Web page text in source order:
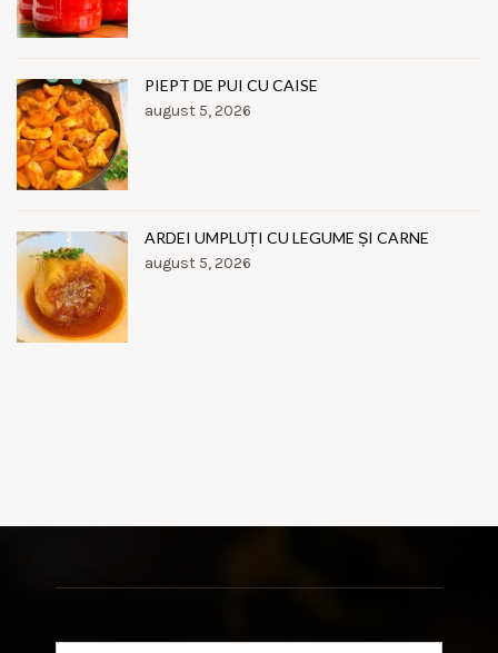
PIEPT DE PUI CU CAISE
august 5, 2026
ARDEI UMPLUȚI CU LEGUME ȘI CARNE
august 5, 2026
Search